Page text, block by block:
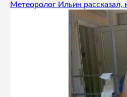
Метеоролог Ильин рассказал,